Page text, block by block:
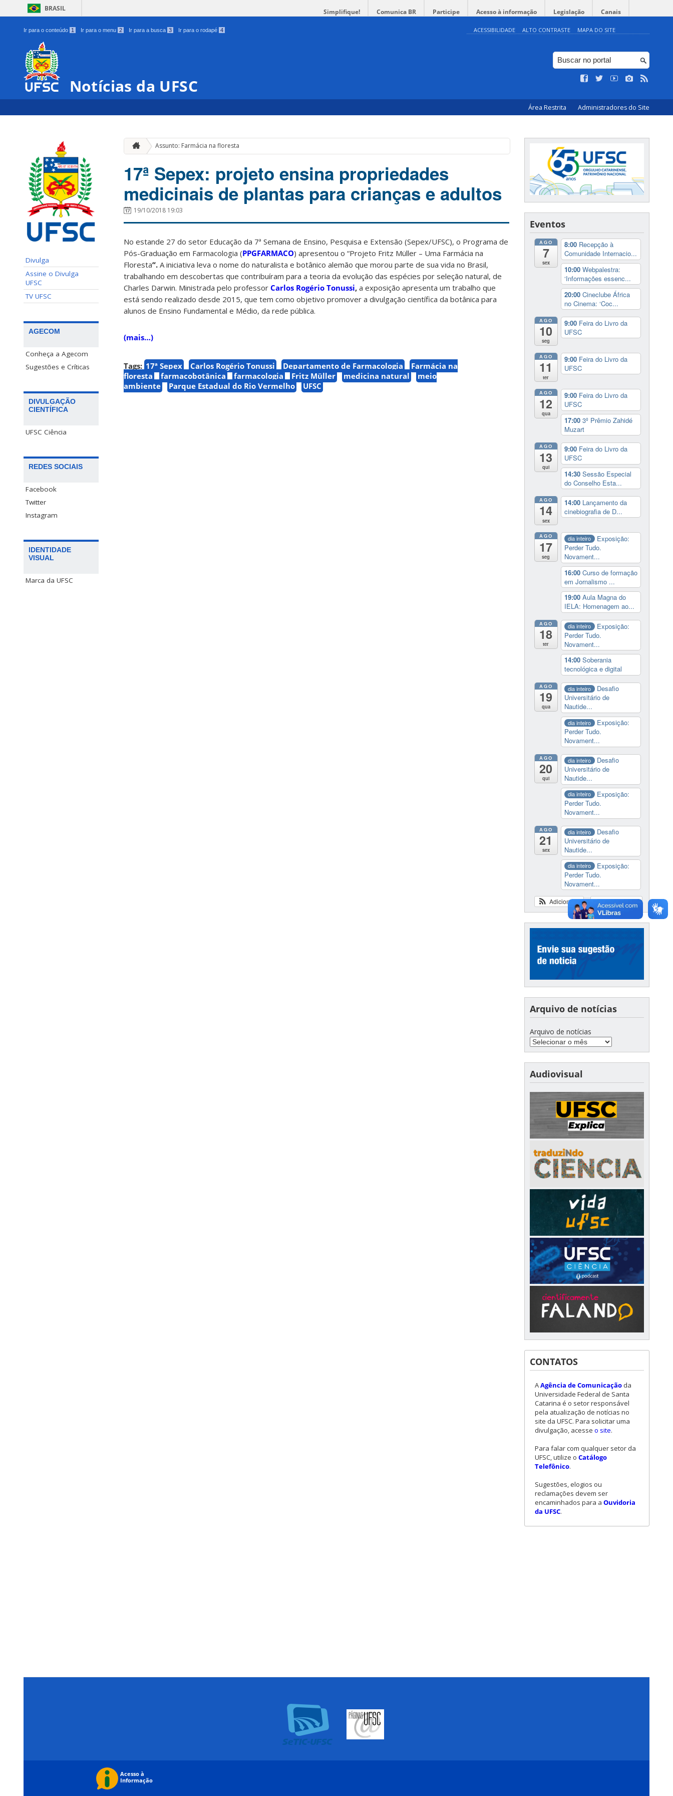
BRASIL Simplifique! Comunica BR Participe Acesso à informação Legislação Canais
Ir para o conteúdo 1 Ir para o menu 2 Ir para a busca 3 Ir para o rodapé 4 ACESSIBILIDADE ALTO CONTRASTE MAPA DO SITE
Notícias da UFSC
Área Restrita Administradores do Site
Divulga
Assine o Divulga
UFSC
TV UFSC
AGECOM
Conheça a Agecom
Sugestões e Críticas
DIVULGAÇÃO
CIENTÍFICA
UFSC Ciência
REDES SOCIAIS
Facebook
Twitter
Instagram
IDENTIDADE
VISUAL
Marca da UFSC
Assunto: Farmácia na floresta
17ª Sepex: projeto ensina propriedades
medicinais de plantas para crianças e adultos
19/10/2018 19:03
No estande 27 do setor Educação da 7ª Semana de Ensino, Pesquisa e Extensão (Sepex/UFSC), o Programa de
Pós-Graduação em Farmacologia (PPGFARMACO) apresentou o “Projeto Fritz Müller – Uma Farmácia na
Floresta“. A iniciativa leva o nome do naturalista e botânico alemão que morou parte de sua vida no Brasil,
trabalhando em descobertas que contribuíram para a teoria da evolução das espécies por seleção natural, de
Charles Darwin. Ministrada pelo professor Carlos Rogério Tonussi, a exposição apresenta um trabalho que
está sendo realizado desde 2015, que tem como objetivo promover a divulgação científica da botânica para
alunos de Ensino Fundamental e Médio, da rede pública.
(mais…)
Tags: 17ª Sepex Carlos Rogério Tonussi Departamento de Farmacologia
Farmácia na
floresta
farmacobotânica farmacologia Fritz Müller medicina natural
meio
ambiente
Parque Estadual do Rio Vermelho UFSC
Eventos
AGO
7
sex
8:00 Recepção à
Comunidade Internacio...
10:00 Webpalestra:
‘Informações essenc...
20:00 Cineclube África
no Cinema: ‘Coc...
AGO
10
seg
9:00 Feira do Livro da
UFSC
AGO
11
ter
9:00 Feira do Livro da
UFSC
AGO
12
qua
9:00 Feira do Livro da
UFSC
17:00 3º Prêmio Zahidé
Muzart
AGO
13
qui
9:00 Feira do Livro da
UFSC
14:30 Sessão Especial
do Conselho Esta...
AGO
14
sex
14:00 Lançamento da
cinebiografia de D...
AGO
17
seg
dia inteiro
Exposição:
Perder Tudo.
Novament...
16:00 Curso de formação
em Jornalismo ...
19:00 Aula Magna do
IELA: Homenagem ao...
AGO
18
ter
dia inteiro
Exposição:
Perder Tudo.
Novament...
14:00 Soberania
tecnológica e digital
AGO
19
qua
dia inteiro
Desafio
Universitário de
Nautide...
dia inteiro
Exposição:
Perder Tudo.
Novament...
AGO
20
qui
dia inteiro
Desafio
Universitário de
Nautide...
dia inteiro
Exposição:
Perder Tudo.
Novament...
AGO
21
sex
dia inteiro
Desafio
Universitário de
Nautide...
dia inteiro
Exposição:
Perder Tudo.
Novament...
Ver calendário
Adicionar
Arquivo de notícias
Arquivo de notícias
Audiovisual
CONTATOS
AAgência de Comunicação da
Universidade Federal de Santa
Catarina é o setor responsável
pela atualização de notícias no
site da UFSC. Para solicitar uma
divulgação, acesse o site.
Para falar com qualquer setor da
UFSC, utilize o Catálogo
Telefônico.
Sugestões, elogios ou
reclamações devem ser
encaminhados para a Ouvidoria
da UFSC.